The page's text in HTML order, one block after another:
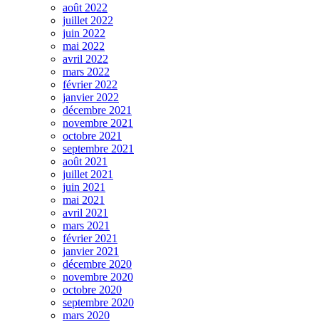
août 2022
juillet 2022
juin 2022
mai 2022
avril 2022
mars 2022
février 2022
janvier 2022
décembre 2021
novembre 2021
octobre 2021
septembre 2021
août 2021
juillet 2021
juin 2021
mai 2021
avril 2021
mars 2021
février 2021
janvier 2021
décembre 2020
novembre 2020
octobre 2020
septembre 2020
mars 2020